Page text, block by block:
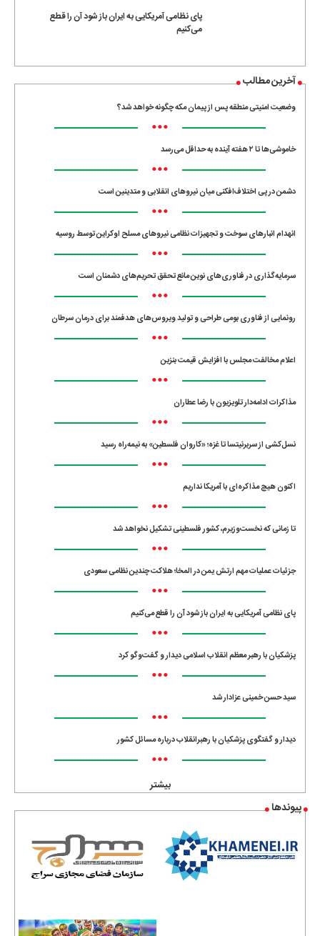
پای نظامی آمریکایی به ایران باز شود آن را قطع
می‌کنیم
آخرین مطالب
وضعیت امنیتی منطقه پس از پیمان مکه چگونه خواهد شد؟
•••
خاموشی‌ها تا ۲ هفته آینده به حداقل می‌رسد
•••
دشمن در پی اختلاف‌افکنی میان نیروهای انقلابی و متدینین است
•••
انهدام انبارهای سوخت و تجهیزات نظامی نیروهای مسلح اوکراین توسط روسیه
•••
سرمایه‌گذاری در فناوری‌های نوین مانع تحقق تحریم‌های دشمنان است
•••
رونمایی از فناوری بومی طراحی و تولید ویروس‌های هدفمند برای درمان سرطان
•••
اعلام مخالفت مجلس با افزایش قیمت بنزین
•••
مذاکرات ادامه‌دار تلویزیون با رضا عطاران
•••
نسل‌کشی از سربرنیتسا تا غزه؛ «کاروان فلسطین» به نیمه‌راه رسید
•••
اکنون هیچ مذاکره‌ای با آمریکا نداریم
•••
تا زمانی که نخست‌وزیرم، کشور فلسطینی تشکیل نخواهد شد
•••
جزئیات عملیات مهم ارتش یمن در المخا؛ هلاکت چندین نظامی سعودی
•••
پای نظامی آمریکایی به ایران باز شود آن را قطع می‌کنیم
•••
پزشکیان با رهبر معظم انقلاب اسلامی دیدار و گفت‌وگو کرد
•••
سید حسن خمینی عزادار شد
•••
دیدار و گفتگوی پزشکیان با رهبرانقلاب درباره مسائل کشور
•••
بیشتر
پیوندها